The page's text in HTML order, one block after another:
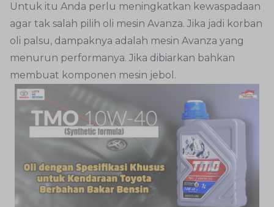
Untuk itu Anda perlu meningkatkan kewaspadaan
agar tak salah pilih oli mesin Avanza. Jika jadi korban
oli palsu, dampaknya adalah mesin Avanza yang
menurun performanya. Jika dibiarkan bahkan
membuat komponen mesin jebol.